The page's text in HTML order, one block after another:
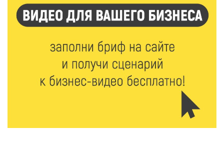
8 Авг 2026 10:37 394
Арбуз без риска: на что обратить внимание при
покупке — советы Роскачества
Виталий Королев рассказал о доступном спорте
для жителей Верхневолжья